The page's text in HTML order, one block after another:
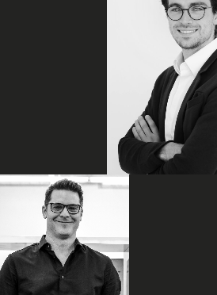
Dominic
Provost,
CFA
Associé |
Finance
Gabriel
Rivest